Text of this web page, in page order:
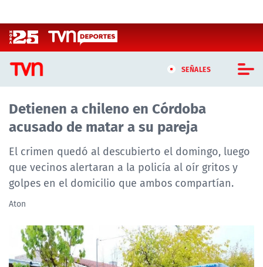
SEÑALES
CASTING MASTERCHEF CHILE
CASTING TVN VERTICAL
TVN VERTICAL
TVN PLAY
TELESERIES
Detienen a chileno en Córdoba
acusado de matar a su pareja
El crimen quedó al descubierto el domingo, luego
que vecinos alertaran a la policía al oír gritos y
golpes en el domicilio que ambos compartían.
Aton